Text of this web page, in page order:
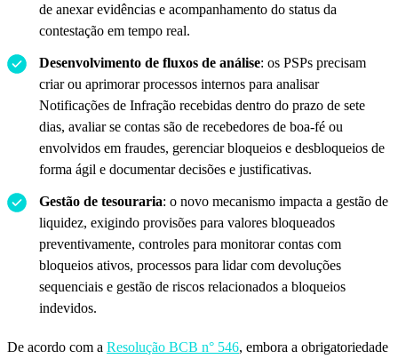
de anexar evidências e acompanhamento do status da
contestação em tempo real.
Desenvolvimento de fluxos de análise: os PSPs precisam
criar ou aprimorar processos internos para analisar
Notificações de Infração recebidas dentro do prazo de sete
dias, avaliar se contas são de recebedores de boa-fé ou
envolvidos em fraudes, gerenciar bloqueios e desbloqueios de
forma ágil e documentar decisões e justificativas.
Gestão de tesouraria: o novo mecanismo impacta a gestão de
liquidez, exigindo provisões para valores bloqueados
preventivamente, controles para monitorar contas com
bloqueios ativos, processos para lidar com devoluções
sequenciais e gestão de riscos relacionados a bloqueios
indevidos.
De acordo com a Resolução BCB n° 546, embora a obrigatoriedade